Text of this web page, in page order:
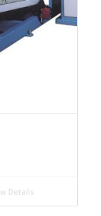
Details